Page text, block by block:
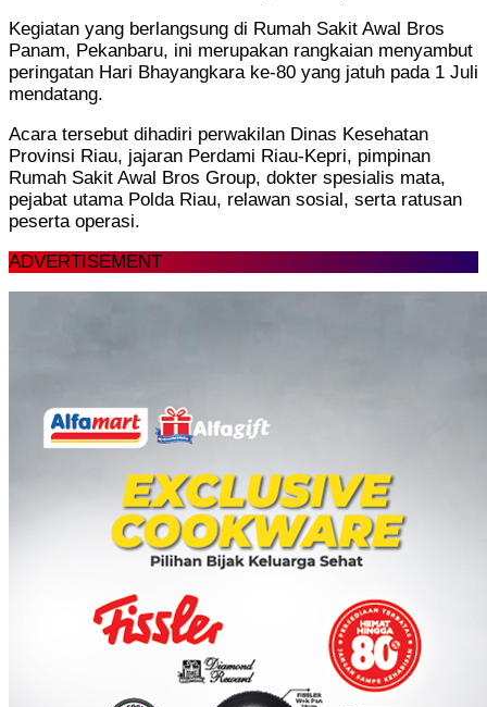
Kegiatan yang berlangsung di Rumah Sakit Awal Bros
Panam, Pekanbaru, ini merupakan rangkaian menyambut
peringatan Hari Bhayangkara ke-80 yang jatuh pada 1 Juli
mendatang.
Acara tersebut dihadiri perwakilan Dinas Kesehatan
Provinsi Riau, jajaran Perdami Riau-Kepri, pimpinan
Rumah Sakit Awal Bros Group, dokter spesialis mata,
pejabat utama Polda Riau, relawan sosial, serta ratusan
peserta operasi.
ADVERTISEMENT